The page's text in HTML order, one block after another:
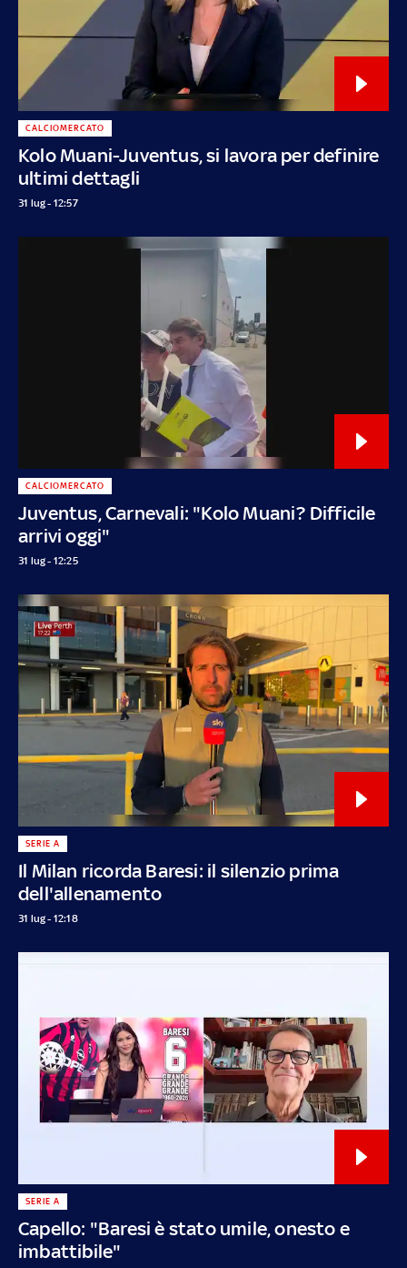
Kolo Muani-Juventus, si lavora per definire
ultimi dettagli
CALCIOMERCATO
31 lug - 12:57
Juventus, Carnevali: "Kolo Muani? Difficile
arrivi oggi"
CALCIOMERCATO
31 lug - 12:25
Il Milan ricorda Baresi: il silenzio prima
dell'allenamento
SERIE A
31 lug - 12:18
Capello: "Baresi è stato umile, onesto e
imbattibile"
SERIE A